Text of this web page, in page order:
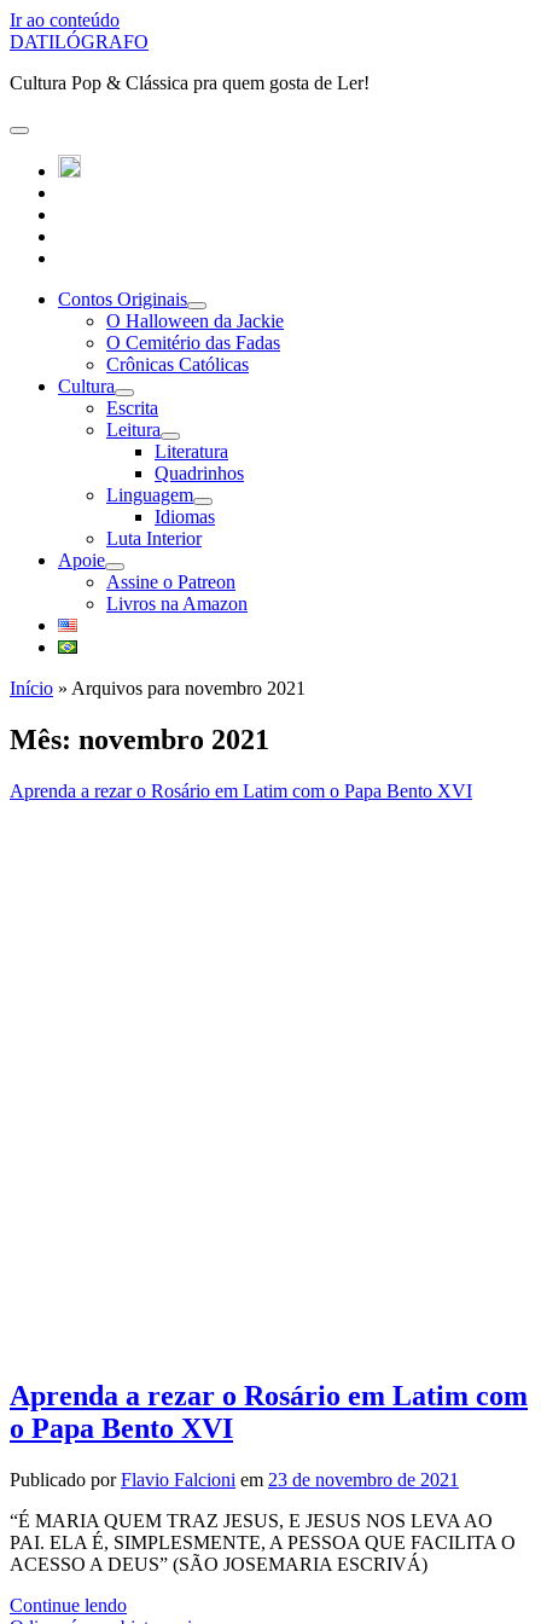
Ir ao conteúdo
DATILÓGRAFO
Cultura Pop & Clássica pra quem gosta de Ler!
abrir
menu
principal
twitter
Contos Originais
abrir
submenu
O Halloween da Jackie
O Cemitério das Fadas
Crônicas Católicas
Cultura
abrir
submenu
Escrita
Leitura
abrir
submenu
Literatura
Quadrinhos
Linguagem
abrir
submenu
Idiomas
Luta Interior
Apoie
abrir
submenu
Assine o Patreon
Livros na Amazon
Início » Arquivos para novembro 2021
Mês: novembro 2021
Aprenda a rezar o Rosário em Latim com o Papa Bento XVI
Aprenda a rezar o Rosário em Latim com
o Papa Bento XVI
Publicado porFlavio Falcioni em 23 de novembro de 2021
“É MARIA QUEM TRAZ JESUS, E JESUS NOS LEVA AO
PAI. ELA É, SIMPLESMENTE, A PESSOA QUE FACILITA O
ACESSO A DEUS” (SÃO JOSEMARIA ESCRIVÁ)
Continue lendoAprenda